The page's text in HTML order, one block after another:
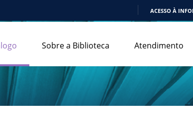
ACESSO À
Sobre a Biblioteca Atendimento